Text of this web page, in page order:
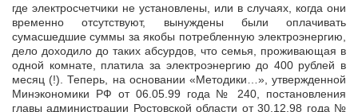
где электросчетчики не установлены, или в случаях, когда они
временно отсутствуют, вынуждены были оплачивать
сумасшедшие суммы за якобы потребленную электроэнергию,
дело доходило до таких абсурдов, что семья, проживающая в
одной комнате, платила за электроэнергию до 400 рублей в
месяц (!). Теперь, на основании «Методики…», утвержденной
Минэкономики РФ от 06.05.99 года № 240, постановления
главы администрации Ростовской области от 30.12.98 года №